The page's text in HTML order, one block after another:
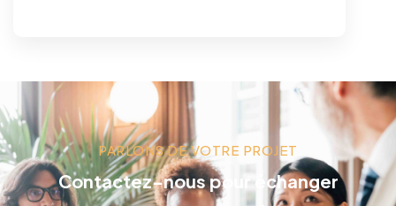
PARLONS DE VOTRE PROJET
Contactez-nous pour échanger